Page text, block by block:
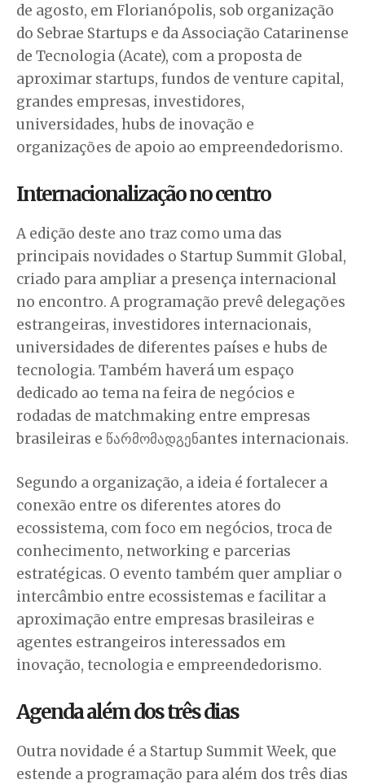
de agosto, em Florianópolis, sob organização
do Sebrae Startups e da Associação Catarinense
de Tecnologia (Acate), com a proposta de
aproximar startups, fundos de venture capital,
grandes empresas, investidores,
universidades, hubs de inovação e
organizações de apoio ao empreendedorismo.
Internacionalização no centro
A edição deste ano traz como uma das
principais novidades o Startup Summit Global,
criado para ampliar a presença internacional
no encontro. A programação prevê delegações
estrangeiras, investidores internacionais,
universidades de diferentes países e hubs de
tecnologia. Também haverá um espaço
dedicado ao tema na feira de negócios e
rodadas de matchmaking entre empresas
brasileiras e წარმომადგენantes internacionais.
Segundo a organização, a ideia é fortalecer a
conexão entre os diferentes atores do
ecossistema, com foco em negócios, troca de
conhecimento, networking e parcerias
estratégicas. O evento também quer ampliar o
intercâmbio entre ecossistemas e facilitar a
aproximação entre empresas brasileiras e
agentes estrangeiros interessados em
inovação, tecnologia e empreendedorismo.
Agenda além dos três dias
Outra novidade é a Startup Summit Week, que
estende a programação para além dos três dias